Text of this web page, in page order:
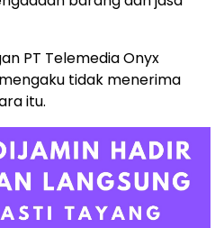
PT Telemedia Onyx
tidak menerima
itu.